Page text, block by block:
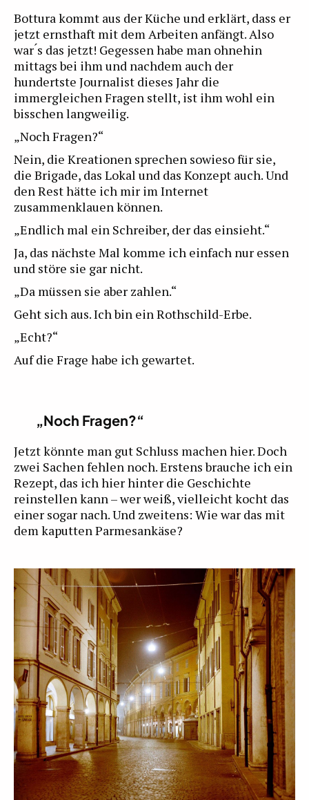
Bottura kommt aus der Küche und erklärt, dass er
jetzt ernsthaft mit dem Arbeiten anfängt. Also
war ́s das jetzt! Gegessen habe man ohnehin
mittags bei ihm und nachdem auch der
hundertste Journalist dieses Jahr die
immergleichen Fragen stellt, ist ihm wohl ein
bisschen langweilig.
„Noch Fragen?“
Nein, die Kreationen sprechen sowieso für sie,
die Brigade, das Lokal und das Konzept auch. Und
den Rest hätte ich mir im Internet
zusammenklauen können.
„Endlich mal ein Schreiber, der das einsieht.“
Ja, das nächste Mal komme ich einfach nur essen
und störe sie gar nicht.
„Da müssen sie aber zahlen.“
Geht sich aus. Ich bin ein Rothschild-Erbe.
„Echt?“
Auf die Frage habe ich gewartet.
„Noch Fragen?“
Jetzt könnte man gut Schluss machen hier. Doch
zwei Sachen fehlen noch. Erstens brauche ich ein
Rezept, das ich hier hinter die Geschichte
reinstellen kann – wer weiß, vielleicht kocht das
einer sogar nach. Und zweitens: Wie war das mit
dem kaputten Parmesankäse?